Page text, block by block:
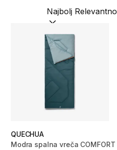
Razvrsti po:
QUECHUA
Modra spalna vreča COMFORT